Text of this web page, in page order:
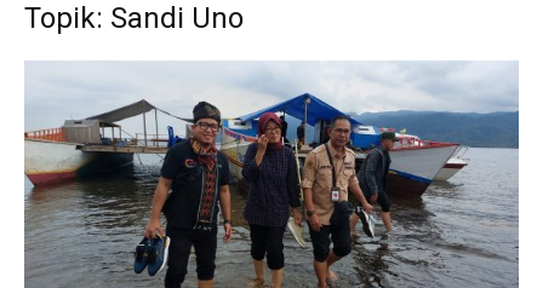
Topik: Sandi Uno